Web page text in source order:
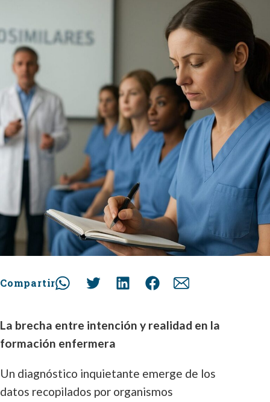
Compartir
La brecha entre intención y realidad en la
formación enfermera
Un diagnóstico inquietante emerge de los
datos recopilados por organismos